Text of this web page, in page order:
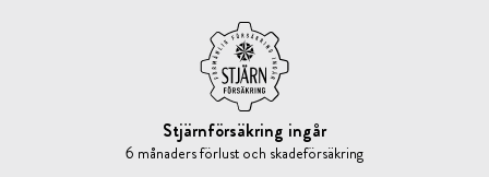
Stjärnförsäkring ingår
6 månaders förlust och skadeförsäkring